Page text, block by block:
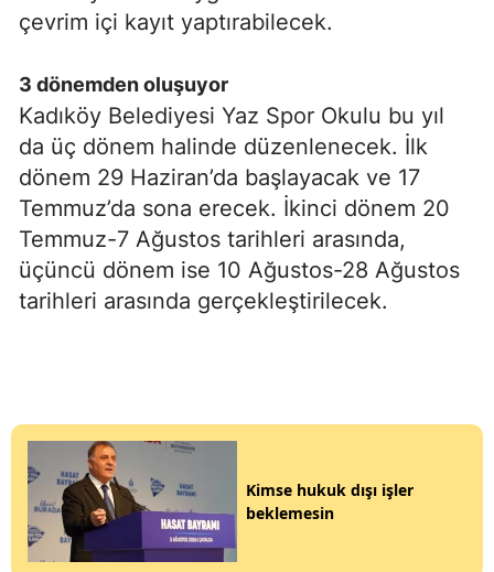
çevrim içi kayıt yaptırabilecek.
3 dönemden oluşuyor
Kadıköy Belediyesi Yaz Spor Okulu bu yıl
da üç dönem halinde düzenlenecek. İlk
dönem 29 Haziran’da başlayacak ve 17
Temmuz’da sona erecek. İkinci dönem 20
Temmuz-7 Ağustos tarihleri arasında,
üçüncü dönem ise 10 Ağustos-28 Ağustos
tarihleri arasında gerçekleştirilecek.
Kimse hukuk dışı işler
beklemesin